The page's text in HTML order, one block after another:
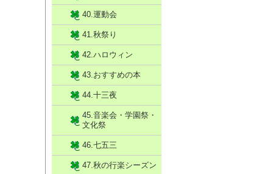
40.運動会
41.秋祭り
42.ハロウィン
43.おすすめの本
44.十三夜
45.音楽会・学園祭・
文化祭
46.七五三
47.秋の行楽シーズン